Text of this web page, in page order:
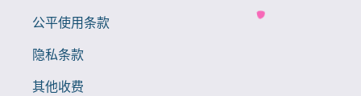
公平使用条款
隐私条款
其他收费